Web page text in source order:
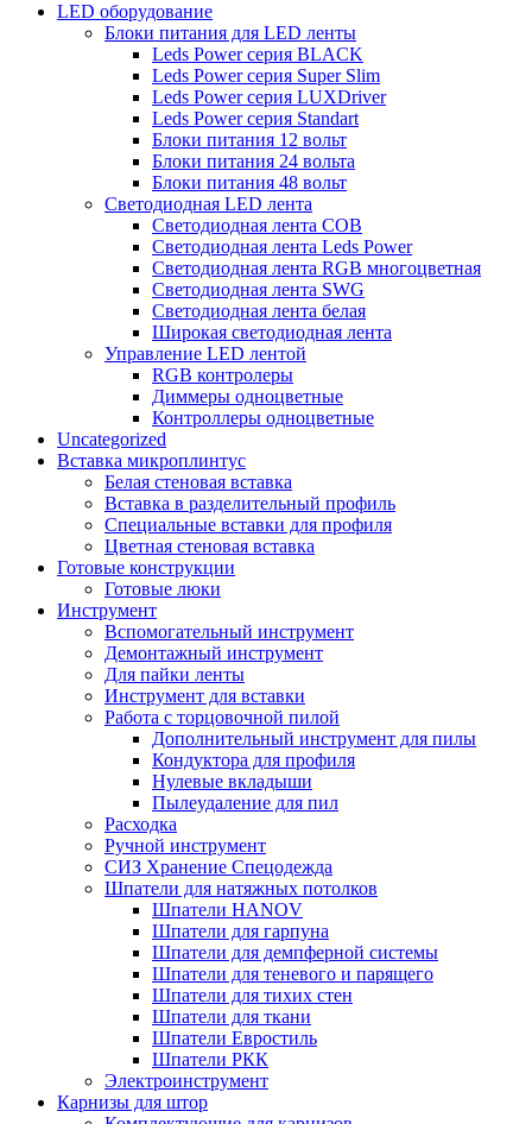
LED оборудование
Блоки питания для LED ленты
Leds Power cерия BLACK
Leds Power cерия Super Slim
Leds Power серия LUXDriver
Leds Power серия Standart
Блоки питания 12 вольт
Блоки питания 24 вольта
Блоки питания 48 вольт
Светодиодная LED лента
Светодиодная лента COB
Светодиодная лента Leds Power
Светодиодная лента RGB многоцветная
Светодиодная лента SWG
Светодиодная лента белая
Широкая светодиодная лента
Управление LED лентой
RGB контролеры
Диммеры одноцветные
Контроллеры одноцветные
Uncategorized
Вставка микроплинтус
Белая стеновая вставка
Вставка в разделительный профиль
Специальные вставки для профиля
Цветная стеновая вставка
Готовые конструкции
Готовые люки
Инструмент
Вспомогательный инструмент
Демонтажный инструмент
Для пайки ленты
Инструмент для вставки
Работа с торцовочной пилой
Дополнительный инструмент для пилы
Кондуктора для профиля
Нулевые вкладыши
Пылеудаление для пил
Расходка
Ручной инструмент
СИЗ Хранение Спецодежда
Шпатели для натяжных потолков
Шпатели HANOV
Шпатели для гарпуна
Шпатели для демпферной системы
Шпатели для теневого и парящего
Шпатели для тихих стен
Шпатели для ткани
Шпатели Евростиль
Шпатели РКК
Электроинструмент
Карнизы для штор